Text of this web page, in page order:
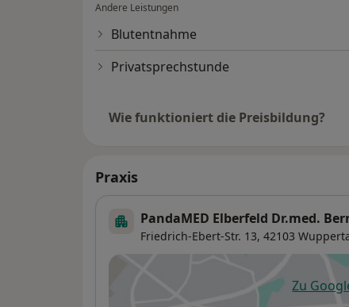
Andere Leistungen
Blutentnahme
Privatsprechstunde
Wie funktioniert die Preisbildung?
Praxis
PandaMED Elberfeld Dr.med.
Friedrich-Ebert-Str. 13, 42103
Zu